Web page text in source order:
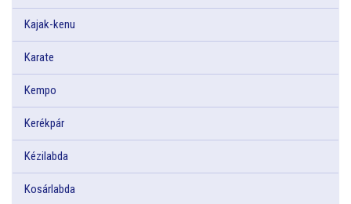
Kajak-kenu
Karate
Kempo
Kerékpár
Kézilabda
Kosárlabda